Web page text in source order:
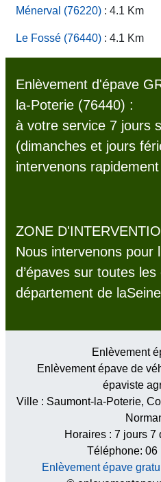
Ménerval (76220) : 4.1 Km
Le Fossé (76440) : 4.1 Km
Enlèvement d'épave
la-Poterie (76440) :
à votre service 7 jours
(dimanches et jours
intervenons rapidement
ZONE
Nous intervenons pour
d’épaves sur toutes
département de
Enlèvement
Enlèvement épave de
épaviste
Ville : Saumont-la-Poterie,
Horaires : 7 jours 7
Téléphone: 06
Enlèvement épave